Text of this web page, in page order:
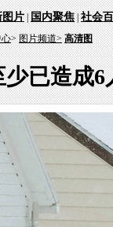
图片|国内聚焦|社会
>图片频道> 高清图
已造成6